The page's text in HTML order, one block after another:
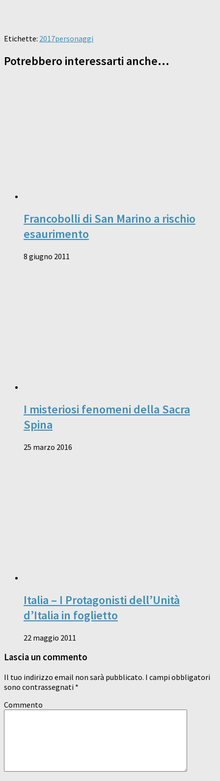
Etichette: 2017personaggi
Potrebbero interessarti anche...
Francobolli di San Marino a rischio
esaurimento
8 giugno 2011
I misteriosi fenomeni della Sacra
Spina
25 marzo 2016
Italia – I Protagonisti dell’Unità
d’Italia in foglietto
22 maggio 2011
Lascia un commento
Il tuo indirizzo email non sarà pubblicato. I campi obbligatori
sono contrassegnati *
Commento